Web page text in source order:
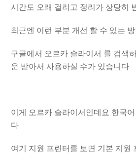
시간도 오래 걸리고 정리가 상당히
최근엔 이런 부분 개선 할 수 있는
구글에서 오르카 슬라이서 를 검색
운 받아서 사용하실 수가 있습니다
이게 오르카 슬라이서인데요 한국
다
여기 지원 프린터를 보면 기본 지원